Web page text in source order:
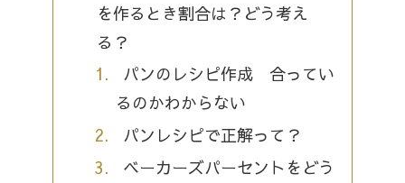
を作るとき割合は？どう考え
る？
パンのレシピ作成 合ってい
るのかわからない
パンレシピで正解って？
ベーカーズパーセントをどう